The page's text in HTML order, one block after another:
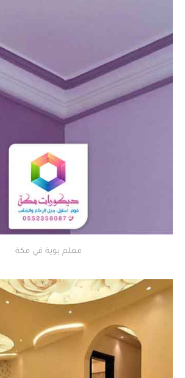
معلم بوية في مكة